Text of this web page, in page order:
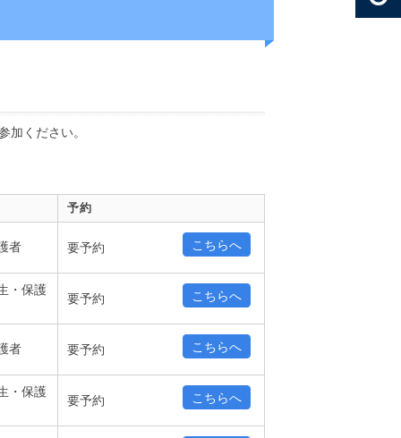
ください。
予約
者 要予約 こちらへ
・保護
要予約 こちらへ
者 要予約 こちらへ
・保護
要予約 こちらへ